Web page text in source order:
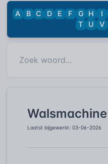
A B C D E F G H I
T
U V
Walsmachine
Laatst bijgewerkt: 03-06-2026